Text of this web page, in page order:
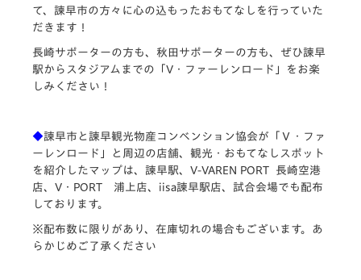
て、諫早市の方々に心の込もったおもてなしを行っていた
だきます！
長崎サポーターの方も、秋田サポーターの方も、ぜひ諫早
駅からスタジアムまでの「V・ファーレンロード」をお楽
しみください！
◆諫早市と諫早観光物産コンベンション協会が「Ｖ・ファ
ーレンロード」と周辺の店舗、観光・おもてなしスポット
を紹介したマップは、諫早駅、V-VAREN PORT 長崎空港
店、V・PORT 浦上店、iisa諫早駅店、試合会場でも配布
しております。
※配布数に限りがあり、在庫切れの場合もございます。あ
らかじめご了承ください